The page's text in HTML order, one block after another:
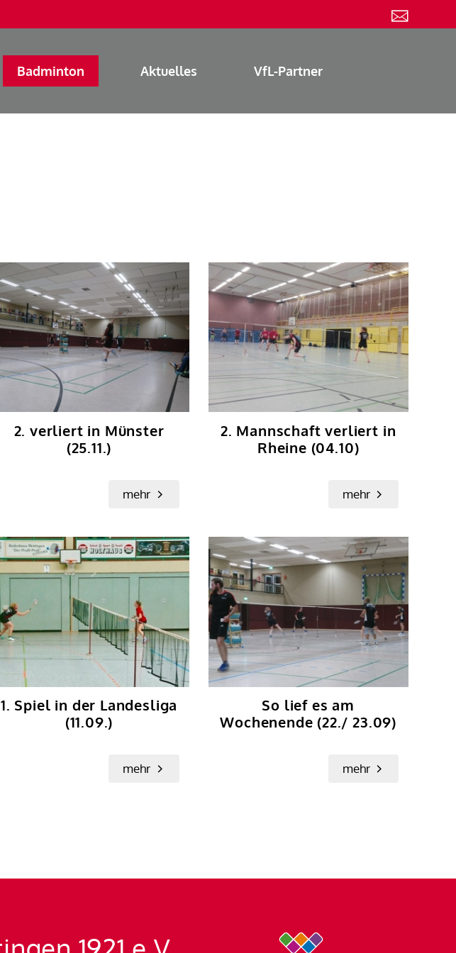
Badminton Aktuelles VfL-Partner
2. verliert in Münster
(25.11.)
mehr
2. Mannschaft verliert in
Rheine (04.10)
mehr
1. Spiel in der Landesliga
(11.09.)
mehr
So lief es am
Wochenende (22./ 23.09)
mehr